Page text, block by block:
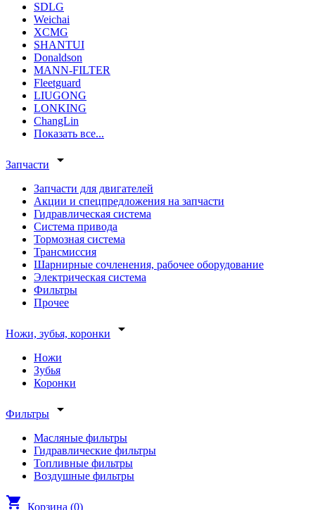
SDLG
Weichai
XCMG
SHANTUI
Donaldson
MANN-FILTER
Fleetguard
LIUGONG
LONKING
ChangLin
Показать все...
Запчасти arrow_drop_down
Запчасти для двигателей
Акции и спецпредложения на запчасти
Гидравлическая система
Система привода
Тормозная система
Трансмиссия
Шарнирные сочленения, рабочее оборудование
Электрическая система
Фильтры
Прочее
Ножи, зубья, коронки arrow_drop_down
Ножи
Зубья
Коронки
Фильтры arrow_drop_down
Масляные фильтры
Гидравлические фильтры
Топливные фильтры
Воздушные фильтры
shopping_cart Корзина (0)